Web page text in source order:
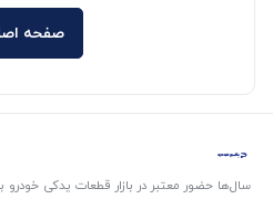
صفحه
سال‌ها حضور معتبر در بازار قطعات یدکی